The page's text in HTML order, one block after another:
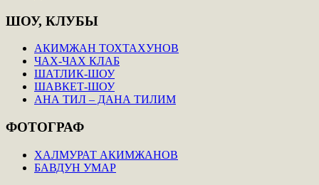
ШОУ, КЛУБЫ
АКИМЖАН ТОХТАХУНОВ
ЧАХ-ЧАХ КЛАБ
ШАТЛИК-ШОУ
ШАВКЕТ-ШОУ
АНА ТИЛ – ДАНА ТИЛИМ
ФОТОГРАФ
ХАЛМУРАТ АКИМЖАНОВ
БАВДУН УМАР